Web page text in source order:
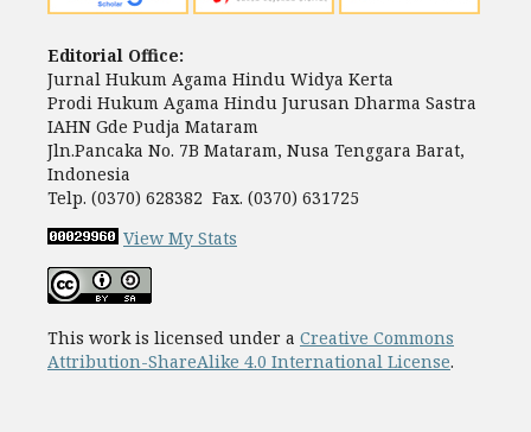
Editorial Office:
Jurnal Hukum Agama Hindu Widya Kerta
Prodi Hukum Agama Hindu Jurusan Dharma Sastra
IAHN Gde Pudja Mataram
Jln.Pancaka No. 7B Mataram, Nusa Tenggara Barat,
Indonesia
Telp. (0370) 628382 Fax. (0370) 631725
View My Stats
This work is licensed under a Creative Commons
Attribution-ShareAlike 4.0 International License.